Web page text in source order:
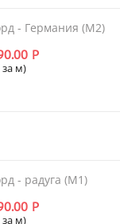
- Германия (М2)
Р
за м)
- радуга (М1)
Р
за м)